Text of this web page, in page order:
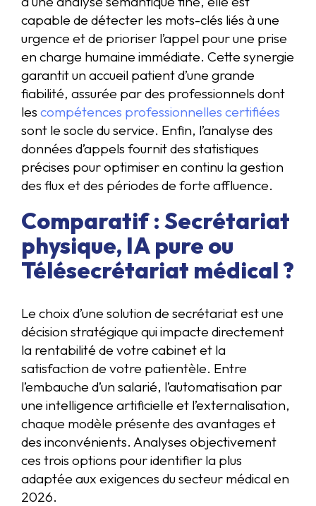
capable de détecter les mots-clés liés à une
urgence et de prioriser l’appel pour une prise
en charge humaine immédiate. Cette synergie
garantit un accueil patient d’une grande
fiabilité, assurée par des professionnels dont
les compétences professionnelles certifiées
sont le socle du service. Enfin, l’analyse des
données d’appels fournit des statistiques
précises pour optimiser en continu la gestion
des flux et des périodes de forte affluence.
Comparatif : Secrétariat
physique, IA pure ou
Télésecrétariat médical ?
Le choix d’une solution de secrétariat est une
décision stratégique qui impacte directement
la rentabilité de votre cabinet et la
satisfaction de votre patientèle. Entre
l’embauche d’un salarié, l’automatisation par
une intelligence artificielle et l’externalisation,
chaque modèle présente des avantages et
des inconvénients. Analyses objectivement
ces trois options pour identifier la plus
adaptée aux exigences du secteur médical en
2026.